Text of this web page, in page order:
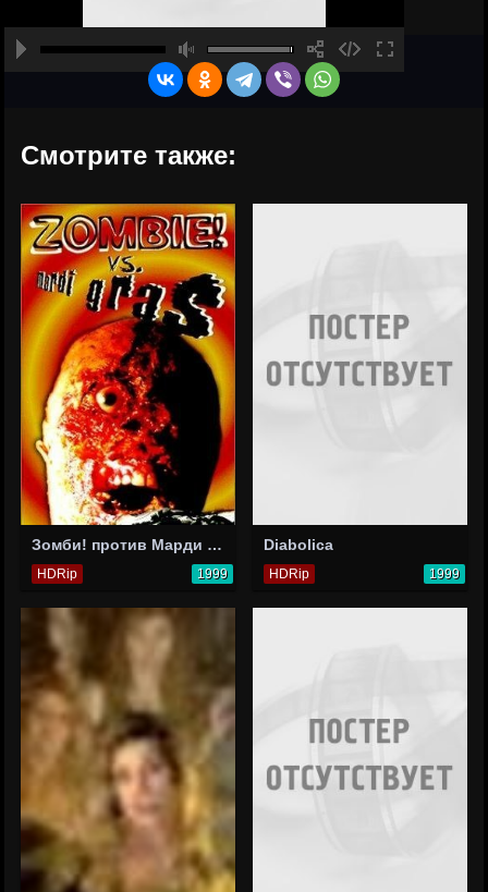
Смотрите также:
Зомби! против Марди Гра
HDRip 1999
Diabolica
HDRip 1999